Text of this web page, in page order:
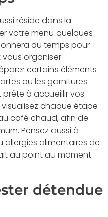
réside dans la
votre menu quelques
du temps pour
organiser
certains éléments
ou les garnitures.
prête à accueillir vos
chaque étape
café chaud, afin de
Pensez aussi à
allergies alimentaires de
au point au moment
détendue